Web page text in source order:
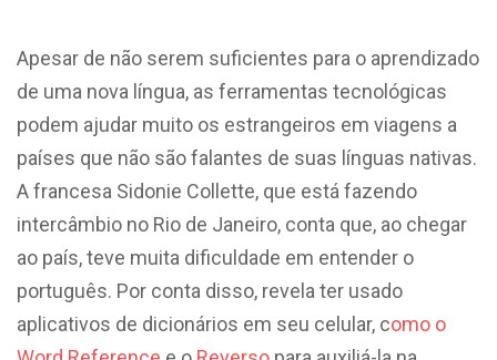
Apesar de não serem suficientes para o aprendizado
de uma nova língua, as ferramentas tecnológicas
podem ajudar muito os estrangeiros em viagens a
países que não são falantes de suas línguas nativas.
A francesa Sidonie Collette, que está fazendo
intercâmbio no Rio de Janeiro, conta que, ao chegar
ao país, teve muita dificuldade em entender o
português. Por conta disso, revela ter usado
aplicativos de dicionários em seu celular, como o